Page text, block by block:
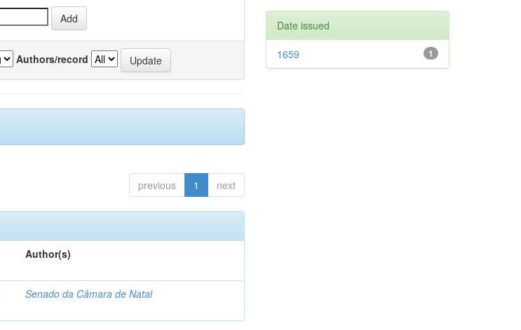
Authors/record
previous 1 next
Author(s)
Senado da Câmara de Natal
Date issued
1
1659